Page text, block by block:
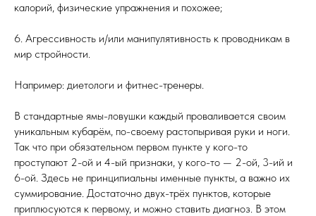
калорий, физические упражнения и похожее;
6. Агрессивность и/или манипулятивность к проводникам в
мир стройности.
Например: диетологи и фитнес-тренеры.
В стандартные ямы-ловушки каждый проваливается своим
уникальным кубарём, по-своему растопыривая руки и ноги.
Так что при обязательном первом пункте у кого-то
проступают 2-ой и 4-ый признаки, у кого-то — 2-ой, 3-ий и
6-ой. Здесь не принципиальны именные пункты, а важно их
суммирование. Достаточно двух-трёх пунктов, которые
приплюсуются к первому, и можно ставить диагноз. В этом